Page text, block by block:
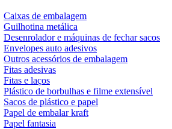
Caixas de embalagem
Guilhotina metálica
Desenrolador e máquinas de fechar sacos
Envelopes auto adesivos
Outros acessórios de embalagem
Fitas adesivas
Fitas e laços
Plástico de borbulhas e filme extensível
Sacos de plástico e papel
Papel de embalar kraft
Papel fantasia